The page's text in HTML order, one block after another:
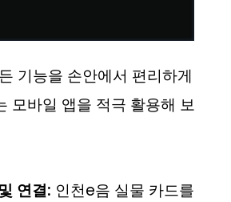
기능을 손안에서 편리하게
모바일 앱을 적극 활용해 보
연결: 인천e음 실물 카드를